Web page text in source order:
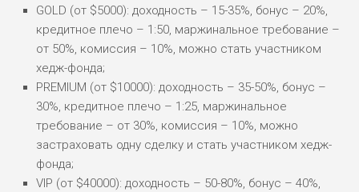
GOLD (от $5000): доходность – 15-35%, бонус – 20%,
кредитное плечо – 1:50, маржинальное требование –
от 50%, комиссия – 10%, можно стать участником
хедж-фонда;
PREMIUM (от $10000): доходность – 35-50%, бонус –
30%, кредитное плечо – 1:25, маржинальное
требование – от 30%, комиссия – 10%, можно
застраховать одну сделку и стать участником хедж-
фонда;
VIP (от $40000): доходность – 50-80%, бонус – 40%,